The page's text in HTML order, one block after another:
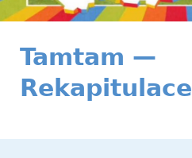
Tamtam —
Rekapitulace